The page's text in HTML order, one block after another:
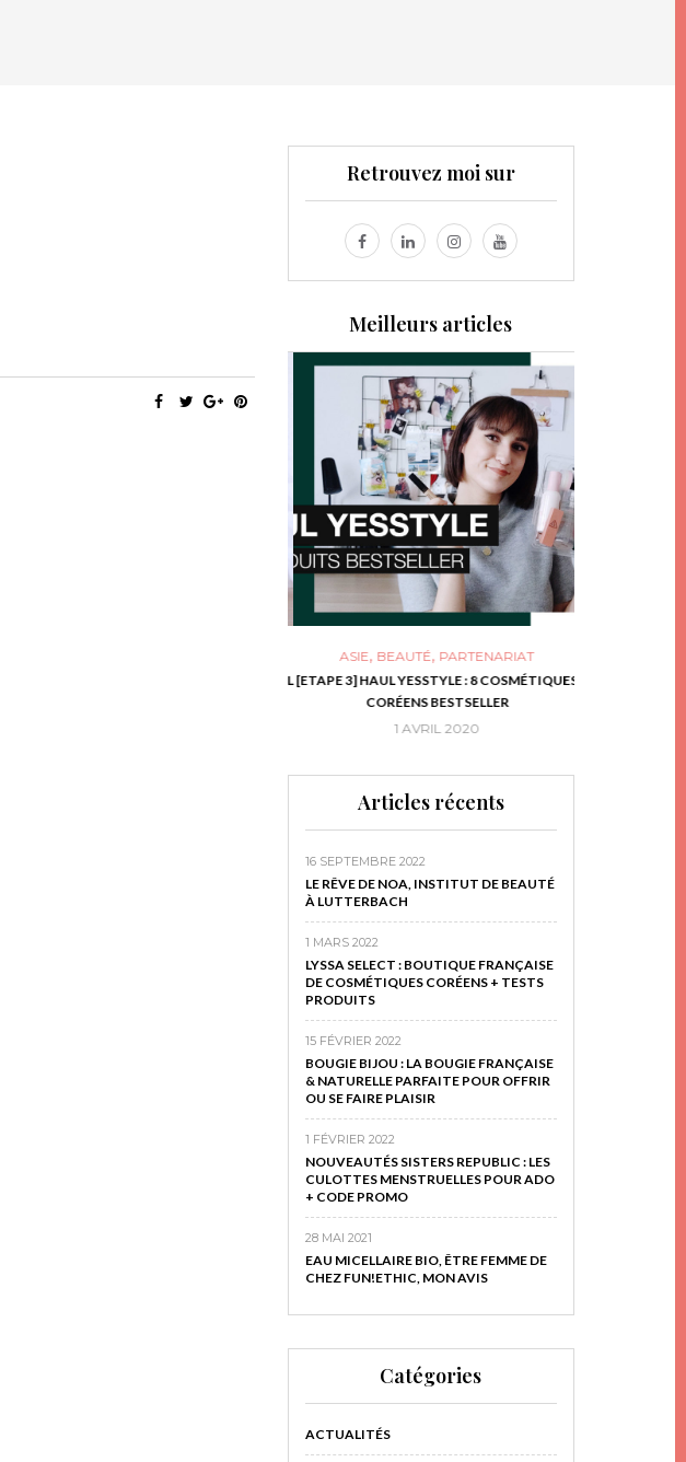
Retrouvez moi sur
Meilleurs articles
ASIE,BEAUTÉ,PARTENARIAT
[ETAPE 3] HAUL YESSTYLE : 8 COSMÉTIQUES
CORÉENS BESTSELLER
1 AVRIL 2020
Articles récents
16 SEPTEMBRE 2022
LE RÊVE DE NOA, INSTITUT DE BEAUTÉ
À LUTTERBACH
1 MARS 2022
LYSSA SELECT : BOUTIQUE FRANÇAISE
DE COSMÉTIQUES CORÉENS + TESTS
PRODUITS
15 FÉVRIER 2022
BOUGIE BIJOU : LA BOUGIE FRANÇAISE
& NATURELLE PARFAITE POUR OFFRIR
OU SE FAIRE PLAISIR
1 FÉVRIER 2022
NOUVEAUTÉS SISTERS REPUBLIC : LES
CULOTTES MENSTRUELLES POUR ADO
+ CODE PROMO
28 MAI 2021
EAU MICELLAIRE BIO, ÊTRE FEMME DE
CHEZ FUN!ETHIC, MON AVIS
Catégories
ACTUALITÉS